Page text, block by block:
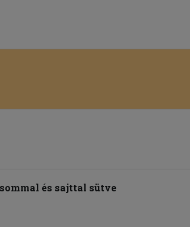
és sajttal sütve